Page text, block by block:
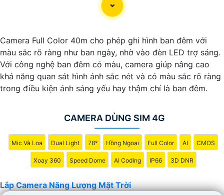
HD, quan sát ban đêm và phát hiện chuyển động. Đây là
lựa chọn lý tưởng để giám sát an ninh tại nhà ở, công
Camera Full Color 40m cho phép ghi hình ban đêm với
màu sắc rõ ràng như ban ngày, nhờ vào đèn LED trợ sáng.
Với công nghệ ban đêm có màu, camera giúp nâng cao
khả năng quan sát hình ảnh sắc nét và có màu sắc rõ ràng
trong điều kiện ánh sáng yếu hay thậm chí là ban đêm.
CAMERA DÙNG SIM 4G
Mic Và Loa Dual Light 78° Hồng Ngoại Full Color AI CMOS
Xoay 360 Speed Dome AI Coding IP66 3D DNR
Lắp Camera Năng Lượng Mặt Trời